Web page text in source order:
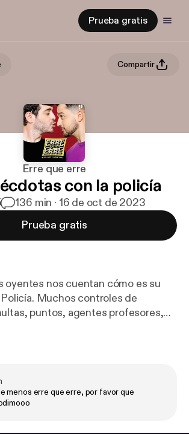
Prueba gratis
Compartir
Erre que erre
con la policía
136 min · 16 de oct de 2023
Prueba gratis
oyentes nos cuentan cómo es su
Muchos controles de
puntos, agentes profesores,
agente le quitara a Rubén 6 puntos
al show en la App para no perderte
por Ekos Media.
menos erre que erre, por favor que